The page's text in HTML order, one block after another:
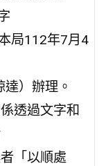
局112年7月4
）辦理。
透過文字和
「以順處